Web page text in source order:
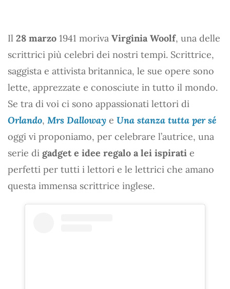
Il 28 marzo 1941 moriva Virginia Woolf, una delle
scrittrici più celebri dei nostri tempi. Scrittrice,
saggista e attivista britannica, le sue opere sono
lette, apprezzate e conosciute in tutto il mondo.
Se tra di voi ci sono appassionati lettori di
Orlando, Mrs Dalloway e Una stanza tutta per sé
oggi vi proponiamo, per celebrare l’autrice, una
serie di gadget e idee regalo a lei ispirati e
perfetti per tutti i lettori e le lettrici che amano
questa immensa scrittrice inglese.